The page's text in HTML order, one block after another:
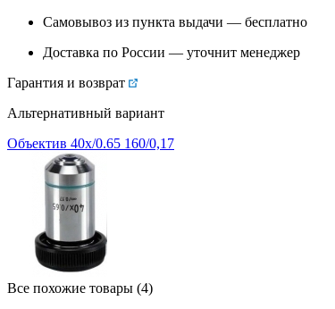
Самовывоз из пункта выдачи — бесплатно
Доставка по России — уточнит менеджер
Гарантия и возврат
Альтернативный вариант
Объектив 40х/0.65 160/0,17
Все похожие товары (4)